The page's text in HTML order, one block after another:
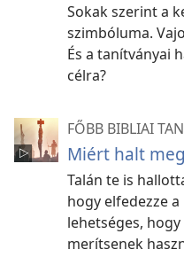
Sokak szerint a
szimbóluma.
És a tanítványai
célra?
FŐBB BIBLIAI
Miért halt meg
Talán te is
hogy elfedezze
lehetséges,
merítsenek